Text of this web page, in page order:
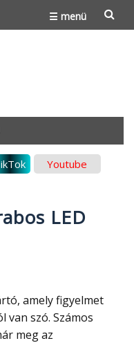
☰ menü
Youtube
LED
amely figyelmet
szó. Számos
meg az